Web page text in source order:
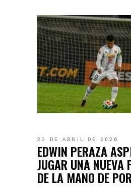
23 DE ABRIL DE 2026
EDWIN PERAZA
JUGAR UNA NUEVA
DE LA MANO DE